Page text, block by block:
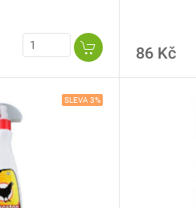
86 Kč
SLEVA 3%